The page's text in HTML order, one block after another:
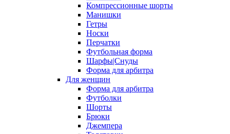
Компрессионные шорты
Манишки
Гетры
Носки
Перчатки
Футбольная форма
Шарфы|Снуды
Форма для арбитра
Для женщин
Форма для арбитра
Футболки
Шорты
Брюки
Джемпера